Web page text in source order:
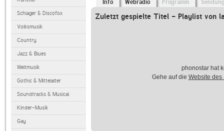
Schlager & Discofox
Volksmusik
Country
Jazz & Blues
Weltmusik
Gothic & Mittelalter
Soundtracks & Musical
Kinder-Musik
Gay
Info Webradio Programm
Zuletzt gespielte Titel - Playlist von
phonostar hat
Gehe auf die Website des